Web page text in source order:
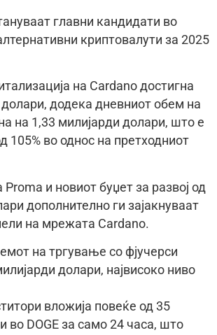
главни кандидати во
криптовалути за 2025
на Cardano достигна
додека дневниот обем на
на 1,33 милијарди долари, што е
105% во однос на претходниот
и новиот буџет за развој од
дополнително ги зајакнуваат
на мрежата Cardano.
на тргување со фјучерси
долари, највисоко ниво
вложија повеќе од 35
во DOGE за само 24 часа, што